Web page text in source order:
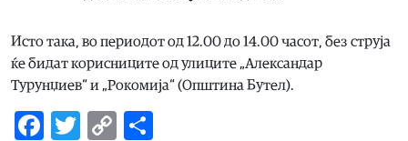
Исто така, во периодот од 12.00 до 14.00 часот, без струја
ќе бидат корисниците од улиците „Александар
Турунџиев“ и „Рокомија“ (Општина Бутел).
Facebook
Twitter
Copy